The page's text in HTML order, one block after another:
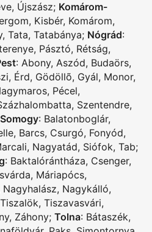
, Újszász; Komárom-
, Kisbér, Komárom,
, Tata, Tatabánya; Nógrád:
, Pásztó, Rétság,
: Abony, Aszód, Budaörs,
, Érd, Gödöllõ, Gyál, Monor,
, Pécel,
, Szentendre,
Somogy: Balatonboglár,
, Barcs, Csurgó, Fonyód,
, Nagyatád, Siófok, Tab;
: Baktalórántháza, Csenger,
, Máriapócs,
Nagyhalász, Nagykálló,
Tiszalök, Tiszavasvári,
, Záhony; Tolna: Bátaszék,